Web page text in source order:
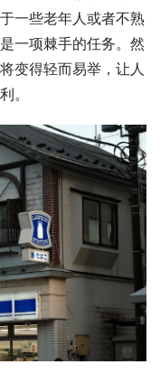
一些老年人或者不熟
一项棘手的任务。然
变得轻而易举，让人
。